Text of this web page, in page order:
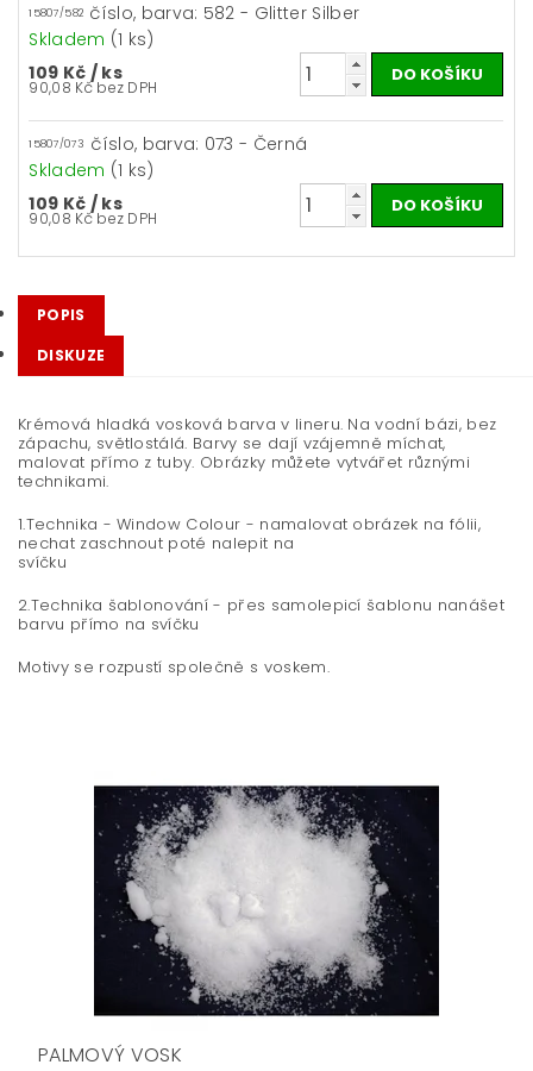
15807/582 číslo, barva: 582 - Glitter Silber
Skladem (1 ks)
109 Kč / ks
90,08 Kč bez DPH
15807/073 číslo, barva: 073 - Černá
Skladem (1 ks)
109 Kč / ks
90,08 Kč bez DPH
POPIS
DISKUZE
Krémová hladká vosková barva v lineru. Na vodní bázi, bez
zápachu, světlostálá. Barvy se dají vzájemně míchat,
malovat přímo z tuby. Obrázky můžete vytvářet různými
technikami.
1.Technika - Window Colour - namalovat obrázek na fólii,
nechat zaschnout poté nalepit na
2.Technika šablonování - přes samolepicí šablonu nanášet
barvu přímo na svíčku
Motivy se rozpustí společně s voskem.
PALMOVÝ VOSK